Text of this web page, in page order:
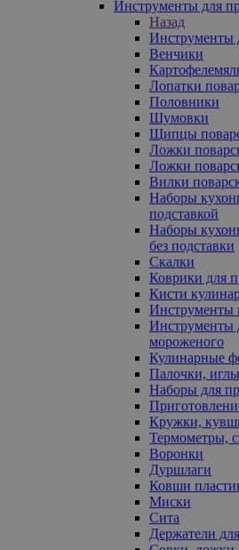
Инструменты для
Назад
Инструменты
Венчики
Лопатки
Половники
Шумовки
Щипцы
Ложки
Ложки
Вилки
Наборы
подставкой
Наборы
без подставки
Скалки
Коврики для
Кисти
Инструменты
Инструменты
мороженого
Кулинарные
Палочки,
Наборы для
Кружки,
Термометры,
Воронки
Дуршлаги
Ковши
Миски
Сита
Держатели